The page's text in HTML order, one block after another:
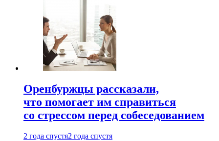
Оренбуржцы рассказали,
что помогает им справиться
со стрессом перед собеседованием
2 года спустя2 года спустя